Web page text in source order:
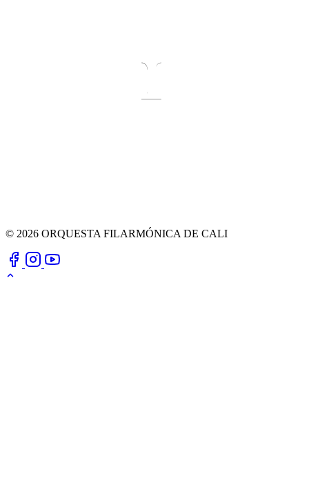
© 2026 ORQUESTA FILARMÓNICA DE CALI